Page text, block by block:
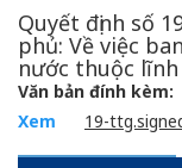
Quyết định số
phủ: Về việc
nước thuộc
Văn bản đính kèm:
Xem
19-